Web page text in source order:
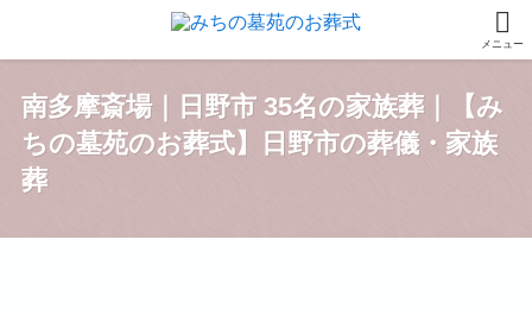
メニュー
南多摩斎場｜日野市 35名の家族葬｜【み
ちの墓苑のお葬式】日野市の葬儀・家族
葬